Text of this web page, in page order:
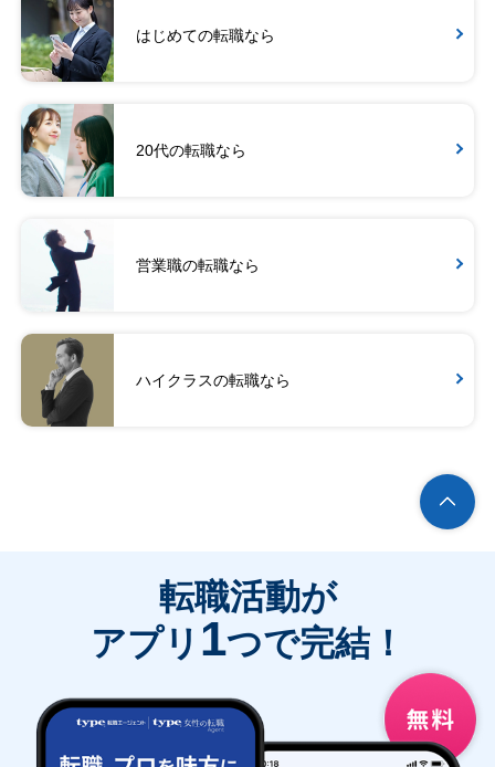
はじめての転職なら
20代の転職なら
営業職の転職なら
ハイクラスの転職なら
転職活動が
アプリ 1つで完結！